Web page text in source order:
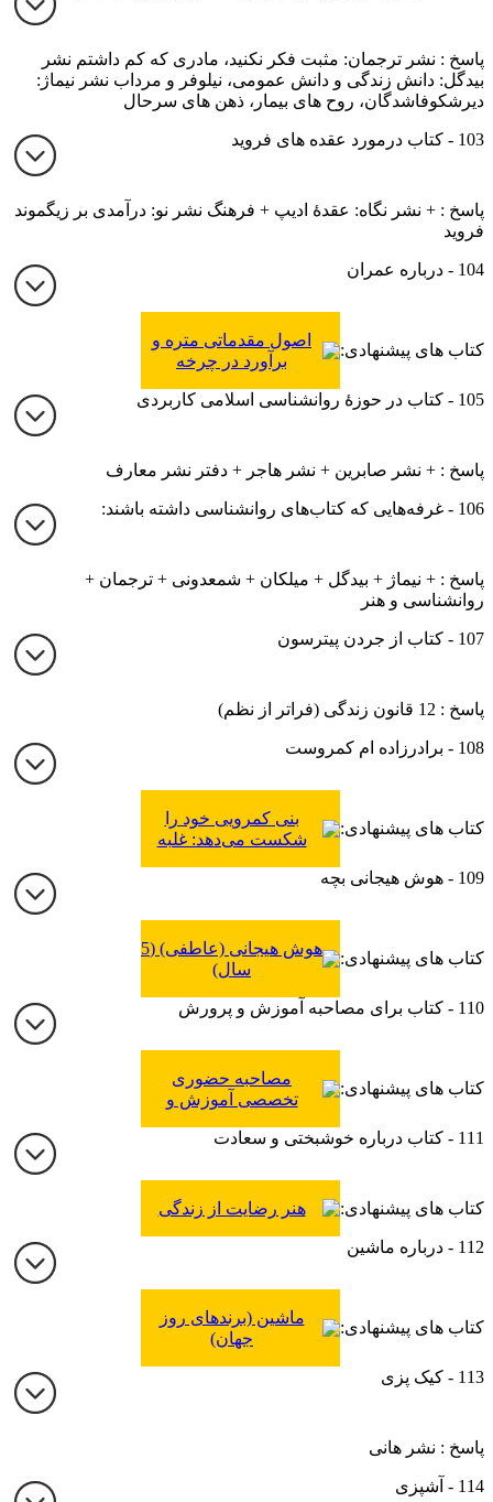
پاسخ : نشر ترجمان: مثبت فکر نکنید، مادری که کم داشتم نشر
بیدگل: دانش زندگی و دانش عمومی، نیلوفر و مرداب نشر نیماژ:
دیرشکوفاشدگان، روح های بیمار، ذهن های سرحال
103 - کتاب درمورد عقده های فروید
پاسخ : + نشر نگاه: عقدۀ ادیپ + فرهنگ نشر نو: درآمدی بر زیگموند
فروید
104 - درباره عمران
کتاب های پیشنهادی:
اصول مقدماتی متره و
برآورد در چرخه
1)
105 - کتاب در حوزۀ روانشناسی اسلامی کاربردی
پاسخ : + نشر صابرین + نشر هاجر + دفتر نشر معارف
106 - غرفه‌هایی که کتاب‌های روانشناسی داشته باشند:
پاسخ : + نیماژ + بیدگل + میلکان + شمعدونی + ترجمان +
روانشناسی و هنر
107 - کتاب از جردن پیترسون
پاسخ : 12 قانون زندگی (فراتر از نظم)
108 - برادرزاده ام کمروست
کتاب های پیشنهادی:
بنی کمرویی خود را
شکست می‌دهد: غلبه
109 - هوش هیجانی بچه
کتاب های پیشنهادی:
هوش هیجانی (عاطفی) (5
سال)
110 - کتاب برای مصاحبه آموزش و پرورش
کتاب های پیشنهادی:
مصاحبه حضوری
تخصصی آموزش و
دبیری، هنرآموز، مربی
دانش س
111 - کتاب درباره خوشبختی و سعادت
کتاب های پیشنهادی: هنر رضایت از زندگی
112 - درباره ماشین
کتاب های پیشنهادی:
ماشین (برندهای روز
جهان)
113 - کیک پزی
پاسخ : نشر هانی
114 - آشپزی